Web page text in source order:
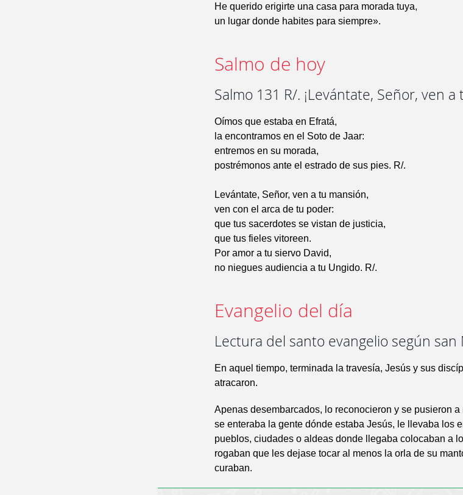
He querido erigirte una casa para morada tuya,
un lugar donde habites para siempre».
Salmo de hoy
Salmo 131 R/. ¡Levántate, Señor, ven
Oímos que estaba en Efratá,
la encontramos en el Soto de Jaar:
entremos en su morada,
postrémonos ante el estrado de sus pies. R/.
Levántate, Señor, ven a tu mansión,
ven con el arca de tu poder:
que tus sacerdotes se vistan de justicia,
que tus fieles vitoreen.
Por amor a tu siervo David,
no niegues audiencia a tu Ungido. R/.
Evangelio del día
Lectura del santo evangelio según san
En aquel tiempo, terminada la travesía, Jesús y sus
atracaron.
Apenas desembarcados, lo reconocieron y se pusieron
se enteraba la gente dónde estaba Jesús, le llevaba los
pueblos, ciudades o aldeas donde llegaba colocaban a
rogaban que les dejase tocar al menos la orla de su
curaban.